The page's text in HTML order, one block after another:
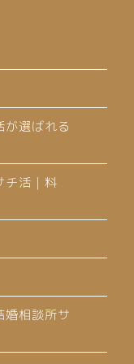
選ばれる
チ活｜料
婚相談所サ